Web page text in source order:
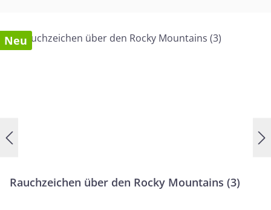
Neu
Rauchzeichen über den Rocky Mountains (3)